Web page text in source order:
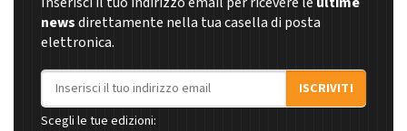
newsdirettamente nella tua casella di posta
elettronica.
Indirizzo email
ISCRIVITI
Scegli le tue edizioni: